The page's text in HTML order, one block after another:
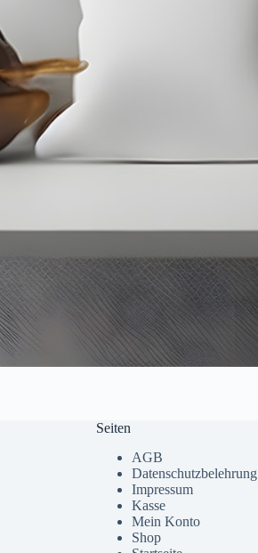
Seiten
AGB
Datenschutzbelehrung
Impressum
Kasse
Mein Konto
Shop